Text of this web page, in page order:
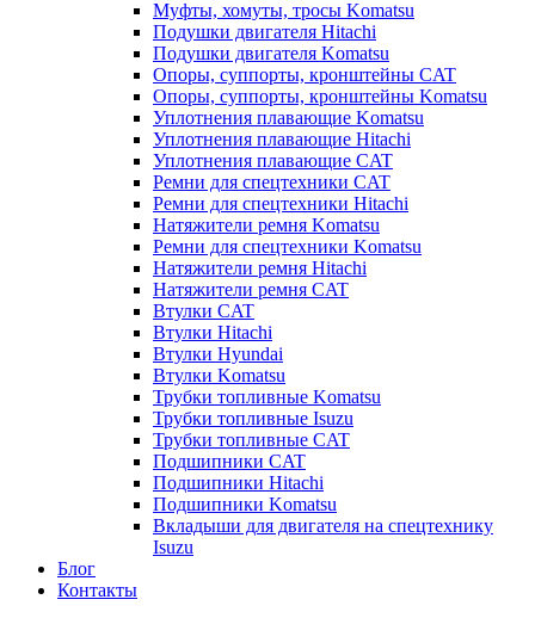
Муфты, хомуты, тросы Komatsu
Подушки двигателя Hitachi
Подушки двигателя Komatsu
Опоры, суппорты, кронштейны CAT
Опоры, суппорты, кронштейны Komatsu
Уплотнения плавающие Komatsu
Уплотнения плавающие Hitachi
Уплотнения плавающие CAT
Ремни для спецтехники CAT
Ремни для спецтехники Hitachi
Натяжители ремня Komatsu
Ремни для спецтехники Komatsu
Натяжители ремня Hitachi
Натяжители ремня CAT
Втулки CAT
Втулки Hitachi
Втулки Hyundai
Втулки Komatsu
Трубки топливные Komatsu
Трубки топливные Isuzu
Трубки топливные CAT
Подшипники CAT
Подшипники Hitachi
Подшипники Komatsu
Вкладыши для двигателя на спецтехнику
Isuzu
Блог
Контакты